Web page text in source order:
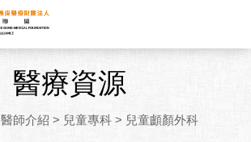
醫療資源
醫師介紹 > 兒童專科 > 兒童顱顏外科